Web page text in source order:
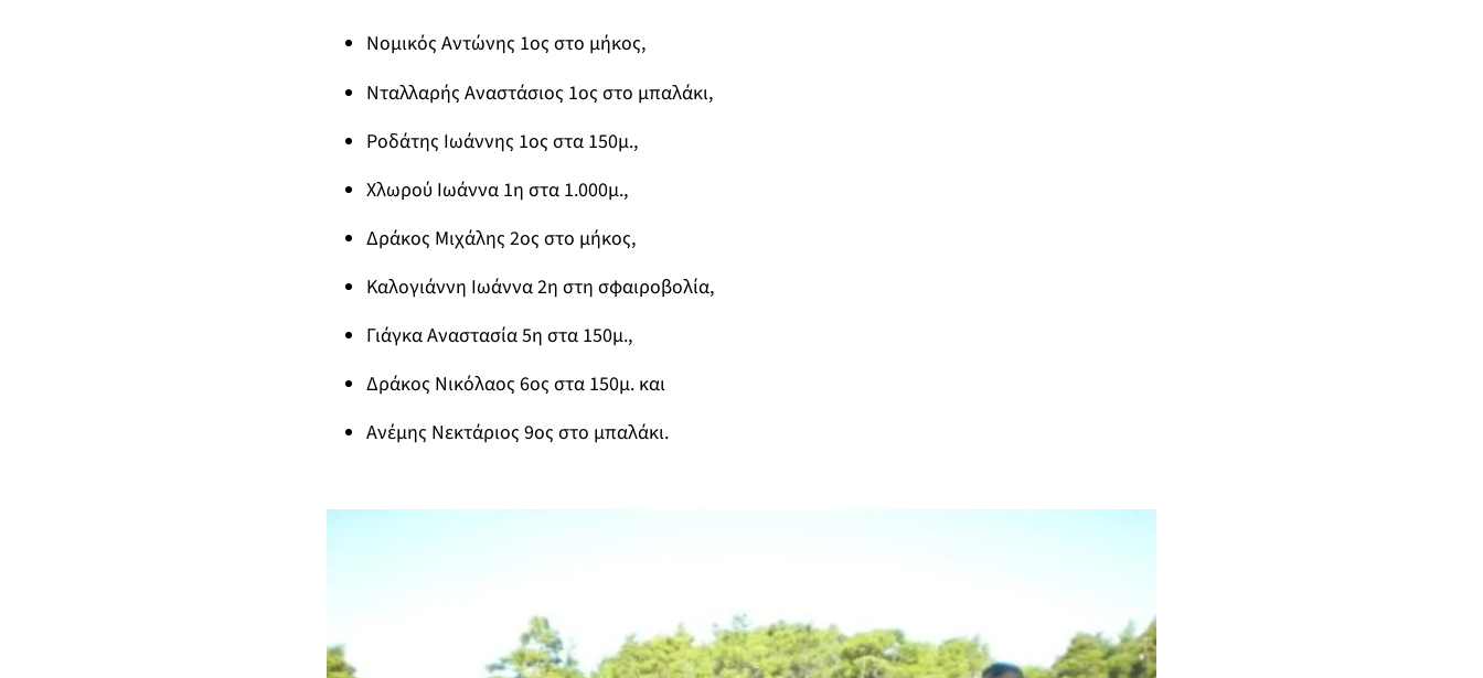
Νομικός Αντώνης 1ος στο μήκος,
Νταλλαρής Αναστάσιος 1ος στο μπαλάκι,
Ροδάτης Ιωάννης 1ος στα 150μ.,
Χλωρού Ιωάννα 1η στα 1.000μ.,
Δράκος Μιχάλης 2ος στο μήκος,
Καλογιάννη Ιωάννα 2η στη σφαιροβολία,
Γιάγκα Αναστασία 5η στα 150μ.,
Δράκος Νικόλαος 6ος στα 150μ. και
Ανέμης Νεκτάριος 9ος στο μπαλάκι.